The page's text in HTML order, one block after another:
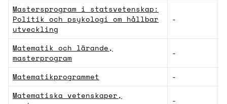
Mastersprogram i statsvetenskap:
Politik och psykologi om hållbar
utveckling
-
Matematik och lärande,
masterprogram
-
Matematikprogrammet -
Matematiska vetenskaper,
-